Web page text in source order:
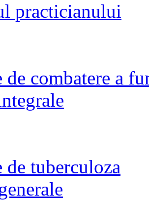
practicianului
de combatere a
de tuberculoza